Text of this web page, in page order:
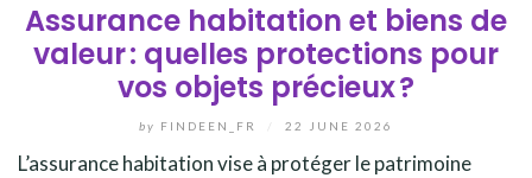
Assurance habitation et biens de
valeur : quelles protections pour
vos objets précieux ?
by FINDEEN_FR 22 JUNE 2026
L’assurance habitation vise à protéger le patrimoine